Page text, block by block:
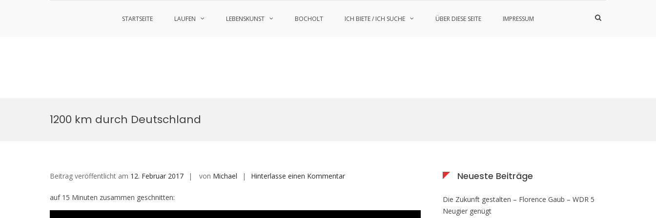
STARTSEITE LAUFEN LEBENSKUNST BOCHOLT ICH BIETE / ICH SUCHE ÜBER DIESE SEITE IMPRESSUM
Such-
1200 km durch Deutschland
Beitrag veröffentlicht am 12. Februar 2017 von Michael Hinterlasse einen Kommentarauf
durch
auf 15 Minuten zusammen geschnitten:
Neueste Beiträge
Die Zukunft gestalten – Florence Gaub – WDR 5
Neugier genügt